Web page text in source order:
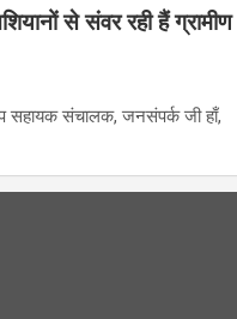
से संवर रही हैं ग्रामीण
सहायक संचालक, जनसंपर्क जी हाँ,